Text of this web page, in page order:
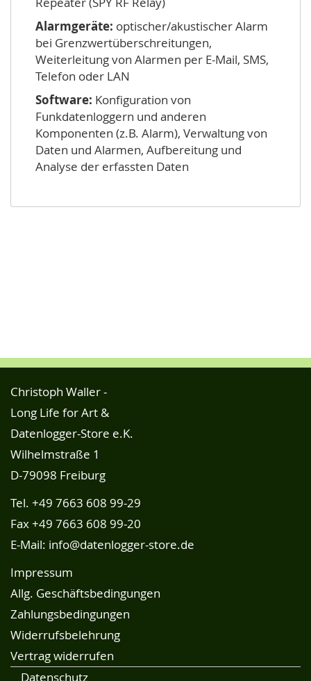
Alarmgeräte: optischer/akustischer Alarm
bei Grenzwertüberschreitungen,
Weiterleitung von Alarmen per E-Mail, SMS,
Telefon oder LAN
Software: Konfiguration von
Funkdatenloggern und anderen
Komponenten (z.B. Alarm), Verwaltung von
Daten und Alarmen, Aufbereitung und
Analyse der erfassten Daten
Christoph Waller -
Long Life for Art &
Datenlogger-Store e.K.
Wilhelmstraße 1
D-79098 Freiburg
Tel. +49 7663 608 99-29
Fax +49 7663 608 99-20
E-Mail: info@datenlogger-store.de
Impressum
Allg. Geschäftsbedingungen
Zahlungsbedingungen
Widerrufsbelehrung
Vertrag widerrufen
Datenschutz